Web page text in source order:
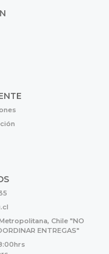
Chile "NO
ENTREGAS"